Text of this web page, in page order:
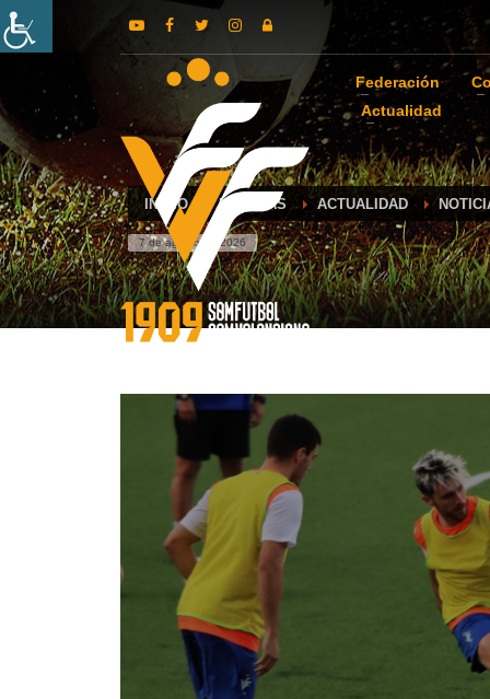
Federación
Actualidad
INICIO NOTICIAS ACTUALIDAD
7 de agosto de 2026